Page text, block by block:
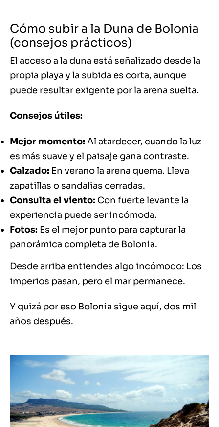
Cómo subir a la Duna de Bolonia
(consejos prácticos)
El acceso a la duna está señalizado desde la
propia playa y la subida es corta, aunque
puede resultar exigente por la arena suelta.
Consejos útiles:
Mejor momento: Al atardecer, cuando la luz
es más suave y el paisaje gana contraste.
Calzado: En verano la arena quema. Lleva
zapatillas o sandalias cerradas.
Consulta el viento: Con fuerte levante la
experiencia puede ser incómoda.
Fotos: Es el mejor punto para capturar la
panorámica completa de Bolonia.
Desde arriba entiendes algo incómodo: Los
imperios pasan, pero el mar permanece.
Y quizá por eso Bolonia sigue aquí, dos mil
años después.